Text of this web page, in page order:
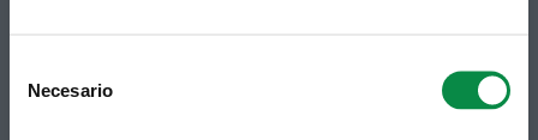
Selection
Necesario